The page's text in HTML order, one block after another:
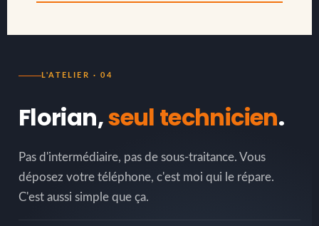
L'ATELIER · 04
Florian,seul technicien.
Pas d'intermédiaire, pas de sous-traitance. Vous
déposez votre téléphone, c'est moi qui le répare.
C'est aussi simple que ça.